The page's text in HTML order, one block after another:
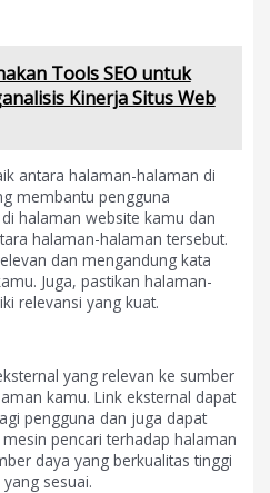
Tools SEO untuk
Kinerja Situs Web
antara halaman-halaman di
membantu pengguna
halaman website kamu dan
halaman-halaman tersebut.
dan mengandung kata
Juga, pastikan halaman-
relevansi yang kuat.
yang relevan ke sumber
kamu. Link eksternal dapat
pengguna dan juga dapat
pencari terhadap halaman
daya yang berkualitas tinggi
sesuai.